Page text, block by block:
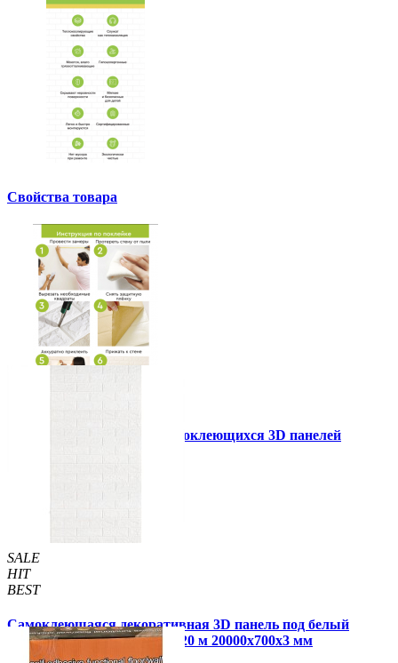
Свойства товара
Инструкция установки самоклеющихся 3D панелей
SALE
HIT
BEST
Самоклеющаяся декоративная 3D панель под белый
матовый кирпич в рулоне 20 м 20000x700x3 мм